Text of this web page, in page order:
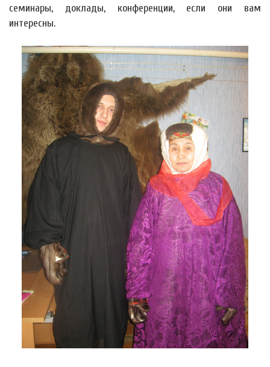
семинары, доклады, конференции, если они вам
интересны.